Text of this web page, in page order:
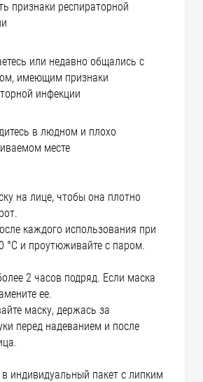
признаки респираторной
или недавно общались с
имеющим признаки
инфекции
в людном и плохо
месте
на лице, чтобы она плотно
каждого использования при
°C и проутюживайте с паром.
2 часов подряд. Если маска
ее.
маску, держась за
перед надеванием и после
индивидуальный пакет с липким